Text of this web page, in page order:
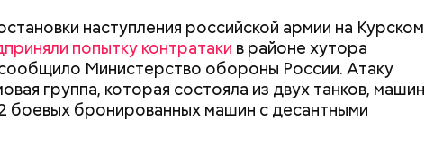
наступления российской армии на Курском
попытку контратаки в районе хутора
Министерство обороны России. Атаку
группа, которая состояла из двух танков, машин
боевых бронированных машин с десантными
океане вполне реальна. Следовательно, нужно
чтобы не оказаться за бортом.
батареи дома и
штраф
Как получить до 100 тысяч
рублей от государства при